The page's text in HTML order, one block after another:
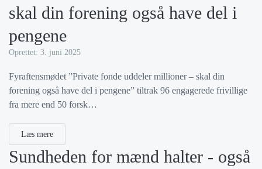
skal din forening også have del i
pengene
Oprettet: 3. juni 2025
Fyraftensmødet ”Private fonde uddeler millioner – skal din
forening også have del i pengene” tiltrak 96 engagerede frivillige
fra mere end 50 forsk…
Læs mere
Sundheden for mænd halter - også